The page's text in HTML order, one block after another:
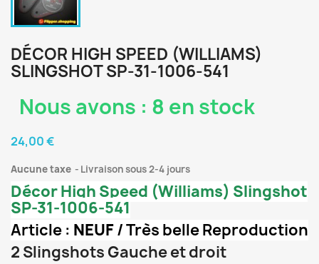
DÉCOR HIGH SPEED (WILLIAMS)
SLINGSHOT SP-31-1006-541
Nous avons : 8 en stock
24,00 €
Aucune taxe Livraison sous 2-4 jours
Décor High Speed (Williams) Slingshot
SP-31-1006-541
Article : NEUF/ Très belle Reproduction
2 Slingshots Gauche et droit